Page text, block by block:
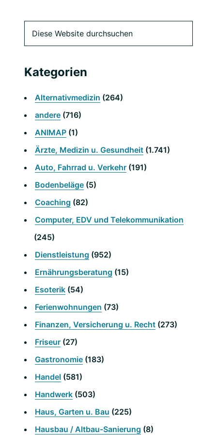
Primäre
Seitenleiste
Website
Kategorien
Alternativmedizin (264)
andere (716)
ANIMAP (1)
Ärzte, Medizin u. Gesundheit (1.741)
Auto, Fahrrad u. Verkehr (191)
Bodenbeläge (5)
Coaching (82)
Computer, EDV und Telekommunikation
(245)
Dienstleistung (952)
Ernährungsberatung (15)
Esoterik (54)
Ferienwohnungen (73)
Finanzen, Versicherung u. Recht (273)
Friseur (27)
Gastronomie (183)
Handel (581)
Handwerk (503)
Haus, Garten u. Bau (225)
Hausbau / Altbau-Sanierung (8)